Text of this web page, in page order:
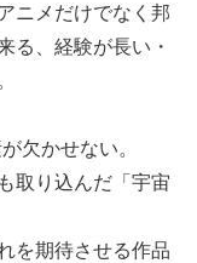
ニメだけでなく邦
る、経験が長い・
欠かせない。
取り込んだ「宇宙
を期待させる作品